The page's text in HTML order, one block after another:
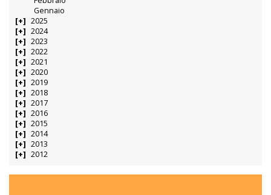
Gennaio
2025
2024
2023
2022
2021
2020
2019
2018
2017
2016
2015
2014
2013
2012